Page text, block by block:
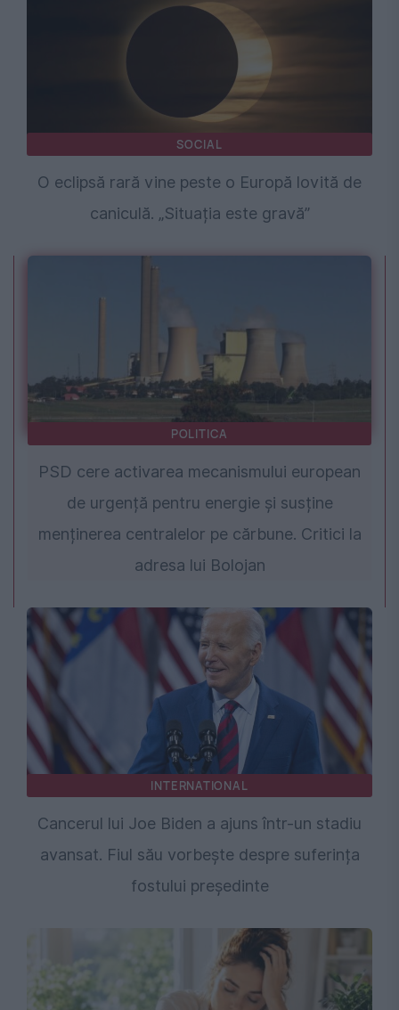
SOCIAL
O eclipsă rară vine peste o Europă lovită de
caniculă. „Situația este gravă”
POLITICA
PSD cere activarea mecanismului european
de urgență pentru energie și susține
menținerea centralelor pe cărbune. Critici la
adresa lui Bolojan
INTERNATIONAL
Cancerul lui Joe Biden a ajuns într-un stadiu
avansat. Fiul său vorbește despre suferința
fostului președinte